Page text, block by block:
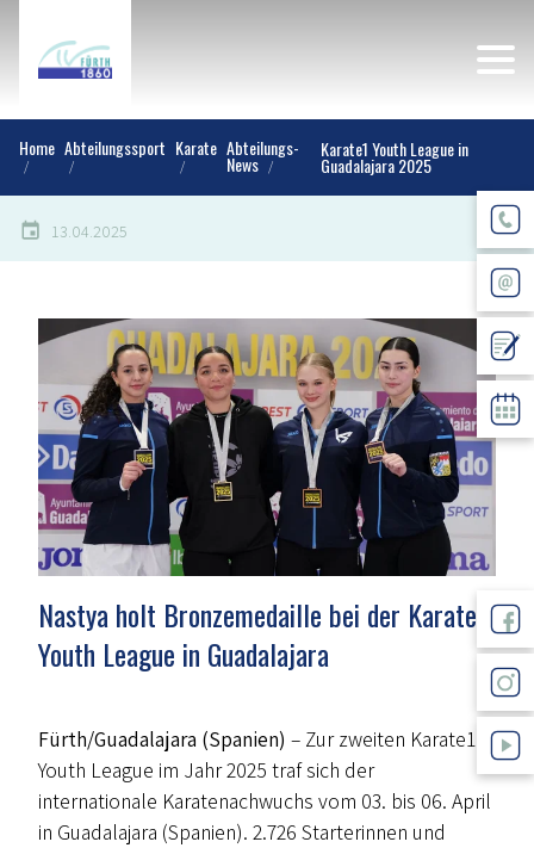
Home Abteilungssport Karate Abteilungs-
News
Karate1 Youth League in
Guadalajara 2025
13.04.2025
Nastya holt Bronzemedaille bei der Karate1
Youth League in Guadalajara
Fürth/Guadalajara (Spanien) – Zur zweiten Karate1
Youth League im Jahr 2025 traf sich der
internationale Karatenachwuchs vom 03. bis 06. April
in Guadalajara (Spanien). 2.726 Starterinnen und